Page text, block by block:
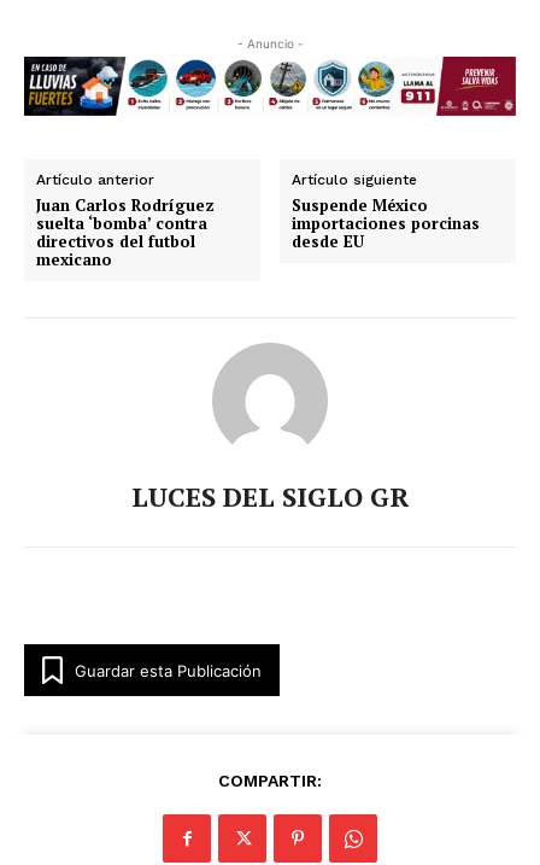
- Anuncio -
Artículo anterior
Juan Carlos Rodríguez
suelta ‘bomba’ contra
directivos del futbol
mexicano
Artículo siguiente
Suspende México
importaciones porcinas
desde EU
LUCES DEL SIGLO GR
Guardar esta Publicación
COMPARTIR: